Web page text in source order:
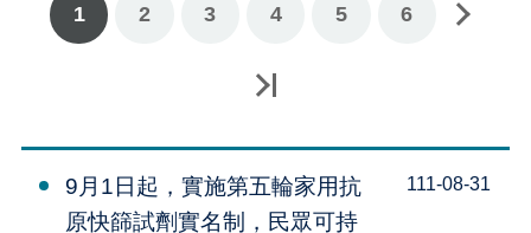
1 2 3 4 5 6
下一頁
9月1日起，實施第五輪家用抗
原快篩試劑實名制，民眾可持
111-08-31